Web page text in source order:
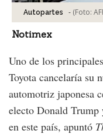
Autopartes - (Foto:
Notimex
Uno de los
Toyota cancelaría su
automotriz japonesa
electo Donald Trump
en este país, apuntó